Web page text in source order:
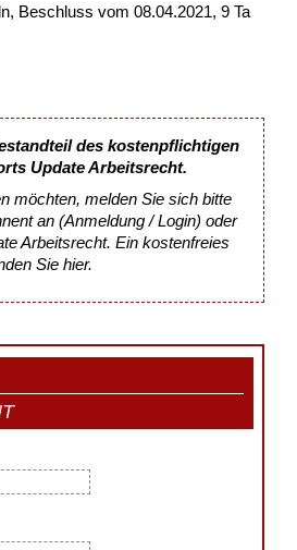
Beschluss vom 08.04.2021, 9 Ta
des kostenpflichtigen
Update Arbeitsrecht.
möchten, melden Sie sich bitte
an (Anmeldung / Login) oder
Arbeitsrecht. Ein kostenfreies
Sie hier.